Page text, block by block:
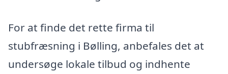
For at finde det rette firma til
stubfræsning i Bølling, anbefales det at
undersøge lokale tilbud og indhente